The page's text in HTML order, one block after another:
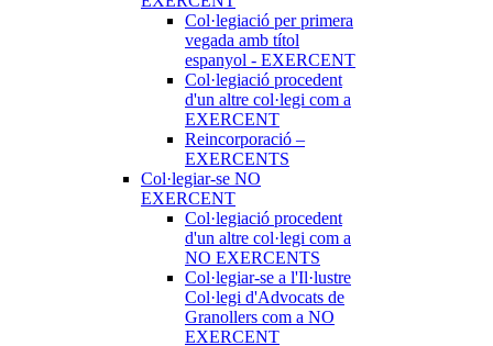
Col·legiació per primera
vegada amb títol
espanyol - EXERCENT
Col·legiació procedent
d'un altre col·legi com a
EXERCENT
Reincorporació –
EXERCENTS
Col·legiar-se NO
EXERCENT
Col·legiació procedent
d'un altre col·legi com a
NO EXERCENTS
Col·legiar-se a l'Il·lustre
Col·legi d'Advocats de
Granollers com a NO
EXERCENT